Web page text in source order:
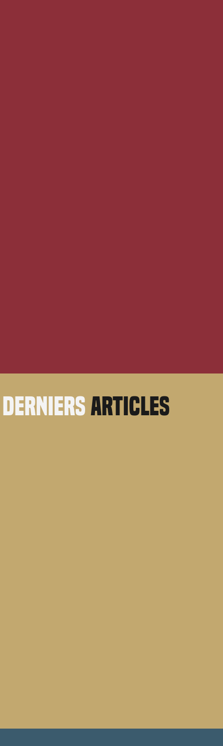
derniersarticles